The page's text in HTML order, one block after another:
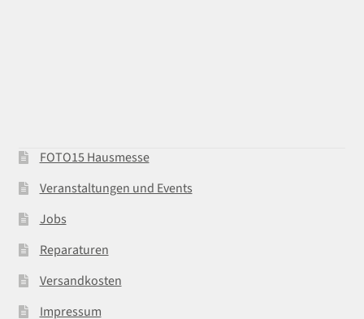
FOTO15 Hausmesse
Veranstaltungen und Events
Jobs
Reparaturen
Versandkosten
Impressum